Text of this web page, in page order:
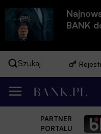
BANK
Szukaj
PARTNER
PORTALU